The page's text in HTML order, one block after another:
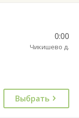
0:00
Чикишево д.
Выбрать